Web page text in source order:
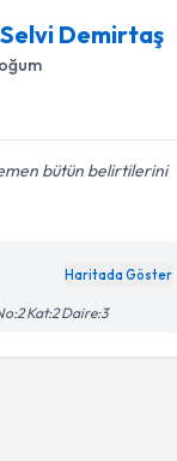
Demirtaş
bütün belirtilerini
Haritada Göster
Kat:2 Daire:3